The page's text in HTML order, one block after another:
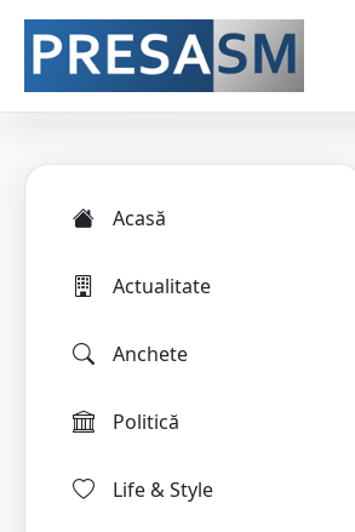
Acasă
Actualitate
Anchete
Politică
Life & Style